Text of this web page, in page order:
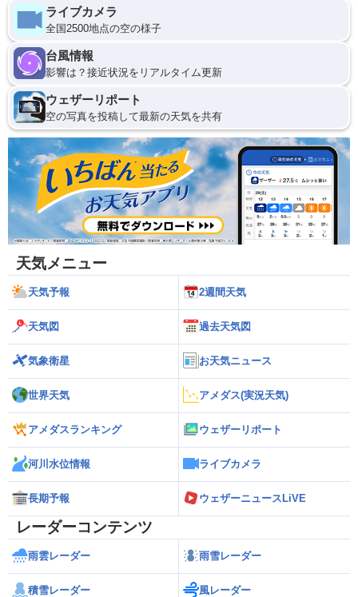
ライブカメラ
全国2500地点の空の様子
台風情報
影響は？接近状況をリアルタイム更新
ウェザーリポート
空の写真を投稿して最新の天気を共有
天気メニュー
天気予報 2週間天気
天気図 過去天気図
気象衛星 お天気ニュース
世界天気 アメダス(実況天気)
アメダスランキング ウェザーリポート
河川水位情報 ライブカメラ
長期予報 ウェザーニュースLiVE
レーダーコンテンツ
雨雲レーダー 雨雪レーダー
積雪レーダー 風レーダー